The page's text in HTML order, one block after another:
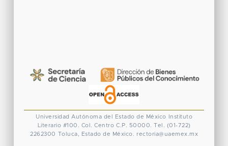
Universidad Autónoma del Estado de México
Instituto
Literario #100. Col. Centro C.P. 50000. Tel. (01-722)
2262300 Toluca, Estado de México. rectoria@uaemex.mx